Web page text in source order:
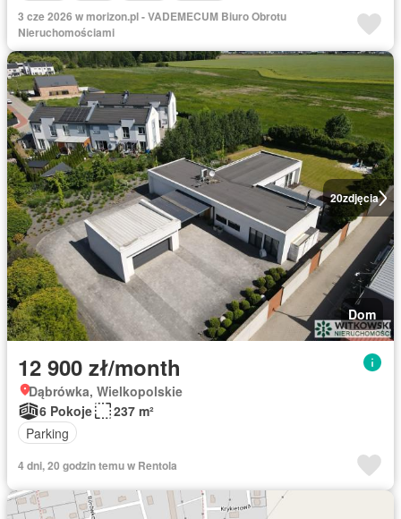
3 cze 2026 w morizon.pl - VADEMECUM Biuro Obrotu
Nieruchomościami
20zdjęcia
Dom
12 900 zł/month
Dąbrówka, Wielkopolskie
6 Pokoje
237 m²
Parking
4 dni, 20 godzin temu w Rentola